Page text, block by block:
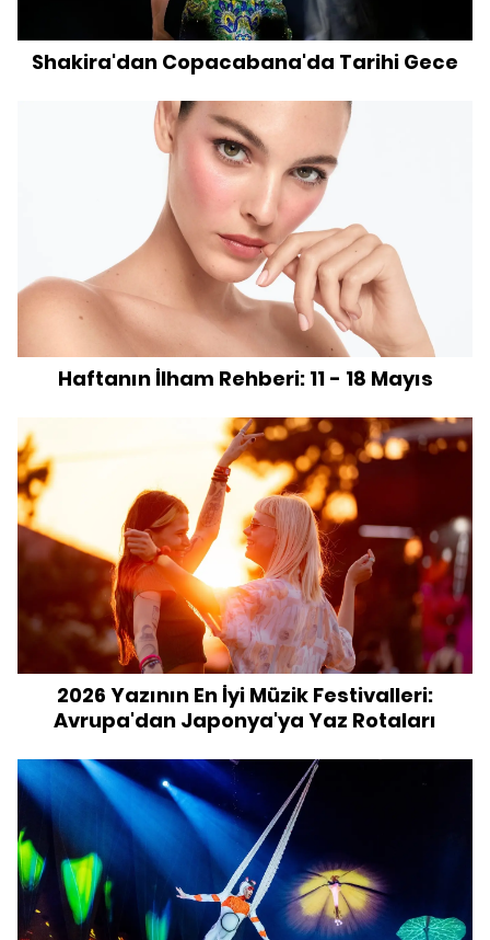
Shakira'dan Copacabana'da Tarihi Gece
Haftanın İlham Rehberi: 11 - 18 Mayıs
2026 Yazının En İyi Müzik Festivalleri:
Avrupa'dan Japonya'ya Yaz Rotaları